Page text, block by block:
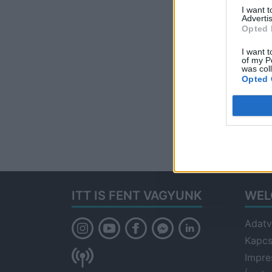
I want
Opted
I want
of my
was
Opted
ITT IS FENT VAGYUNK